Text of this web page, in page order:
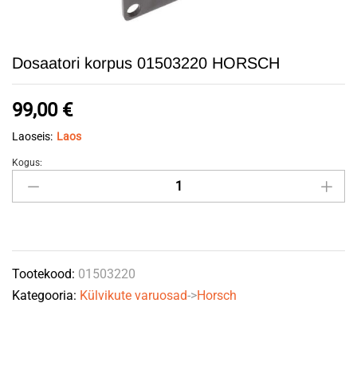
Dosaatori korpus 01503220 HORSCH
99,00 €
Laoseis: Laos
Dosaatori
korpus
quantity
Kogus:
Tootekood: 01503220
Kategooria: Külvikute varuosad->Horsch